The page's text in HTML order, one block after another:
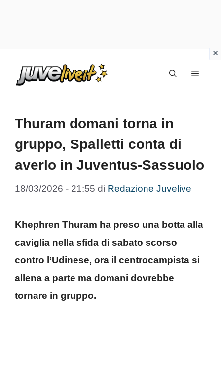
Menu
Thuram domani torna in
gruppo, Spalletti conta di
averlo in Juventus-Sassuolo
18/03/2026 - 21:55 di Redazione Juvelive
Khephren Thuram ha preso una botta alla
caviglia nella sfida di sabato scorso
contro l’Udinese, ora il centrocampista si
allena a parte ma domani dovrebbe
tornare in gruppo.